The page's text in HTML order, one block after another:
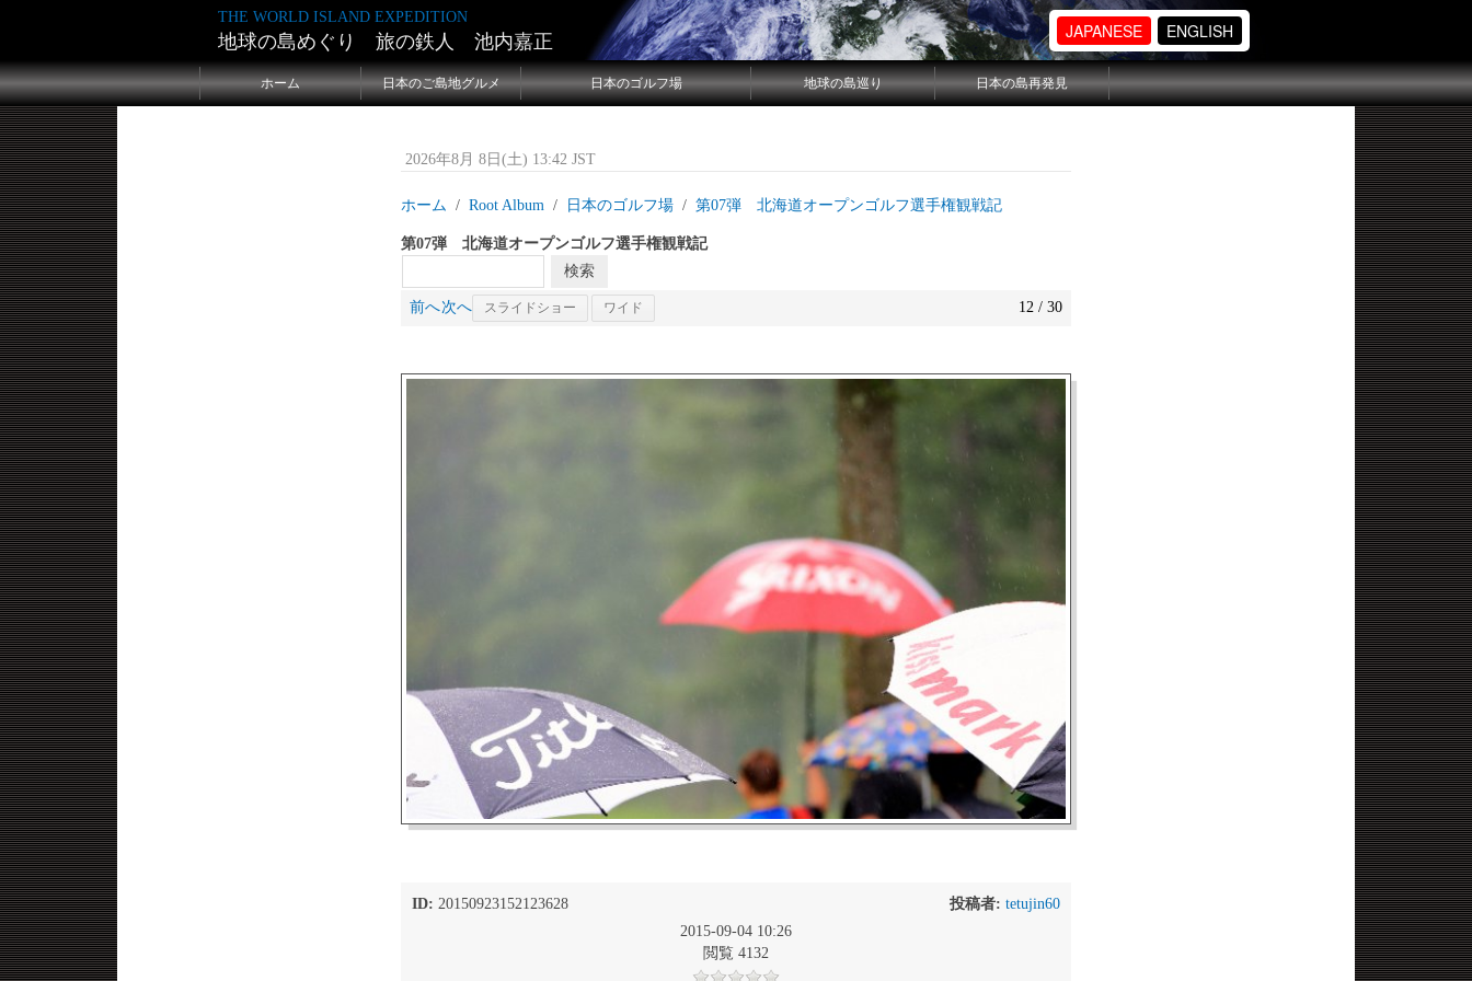
THE WORLD ISLAND EXPEDITION
地球の島めぐり 旅の鉄人 池内嘉正 JAPANESE ENGLISH
ホーム 日本のご島地グルメ 日本のゴルフ場 地球の島巡り 日本の島再発見
2026年8月 8日(土) 13:42 JST
ホーム Root Album 日本のゴルフ場 第07弾 北海道オープンゴルフ選手権観戦記
第07弾 北海道オープンゴルフ選手権観戦記
前へ次へ スライドショー ワイド 12 / 30
ID: 20150923152123628 投稿者: tetujin60
2015-09-04 10:26
閲覧 4132